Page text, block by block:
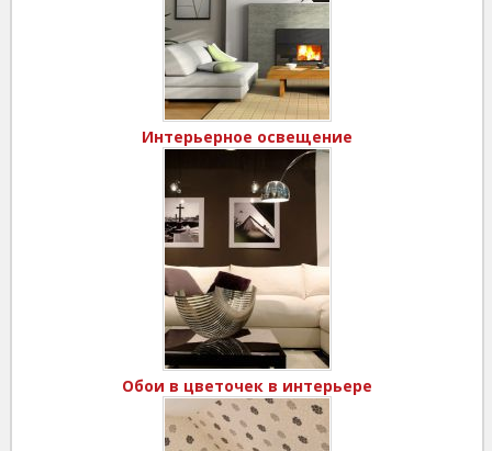
Интерьерное освещение
Обои в цветочек в интерьере